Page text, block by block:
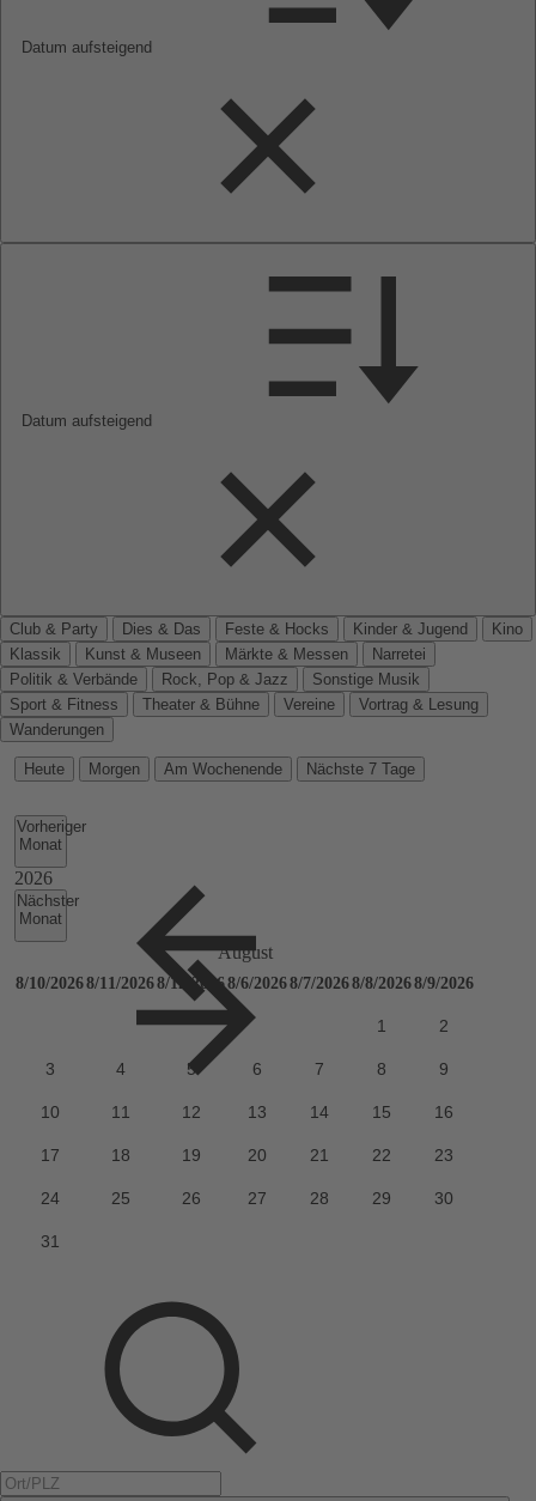
Datum aufsteigend
Datum aufsteigend
Club & Party Dies & Das Feste & Hocks Kinder & Jugend
Kino
Klassik
Kunst & Museen Märkte & Messen
Narretei
Politik & Verbände
Rock, Pop & Jazz
Sonstige Musik
Sport & Fitness
Theater & Bühne Vereine
Vortrag & Lesung
Wanderungen
Heute Morgen Am Wochenende Nächste 7 Tage
Vorheriger
Monat
Nächster
Monat